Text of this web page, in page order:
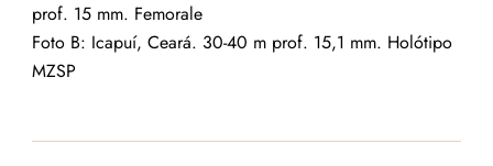
prof. 15 mm. Femorale
Foto B: Icapuí, Ceará. 30-40 m prof. 15,1 mm. Holótipo
MZSP